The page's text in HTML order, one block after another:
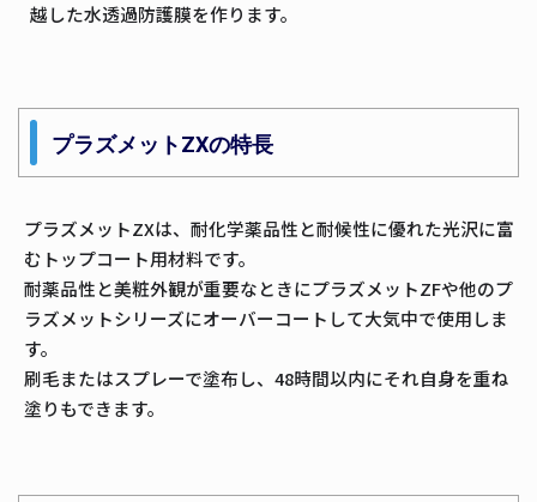
越した水透過防護膜を作ります。
プラズメットZXの特長
プラズメットZXは、耐化学薬品性と耐候性に優れた光沢に富
むトップコート用材料です。
耐薬品性と美粧外観が重要なときにプラズメットZFや他のプ
ラズメットシリーズにオーバーコートして大気中で使用しま
す。
刷毛またはスプレーで塗布し、48時間以内にそれ自身を重ね
塗りもできます。